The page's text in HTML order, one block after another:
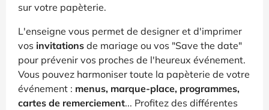
sur votre papèterie.
L'enseigne vous permet de designer et d'imprimer
vos invitations de mariage ou vos "Save the date"
pour prévenir vos proches de l'heureux événement.
Vous pouvez harmoniser toute la papèterie de votre
événement : menus, marque-place, programmes,
cartes de remerciement... Profitez des différentes